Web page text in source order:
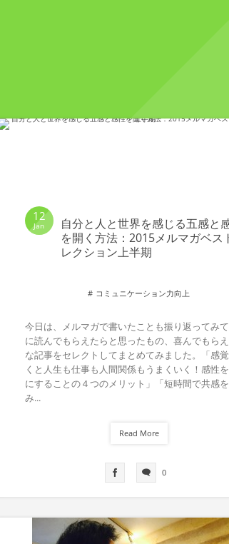
12
Jan
自分と人と世界を感じる五感と
を開く方法：2015メルマガベス
レクション上半期
コミュニケーション力向上
今日は、メルマガで書いたことも振り返ってみ
に読んでもらえたらと思ったもの、喜んでもら
な記事をセレクトしてまとめてみました。「感
くと人生も仕事も人間関係もうまくいく！感性
にすることの４つのメリット」「短時間で共感
み...
Read More
0